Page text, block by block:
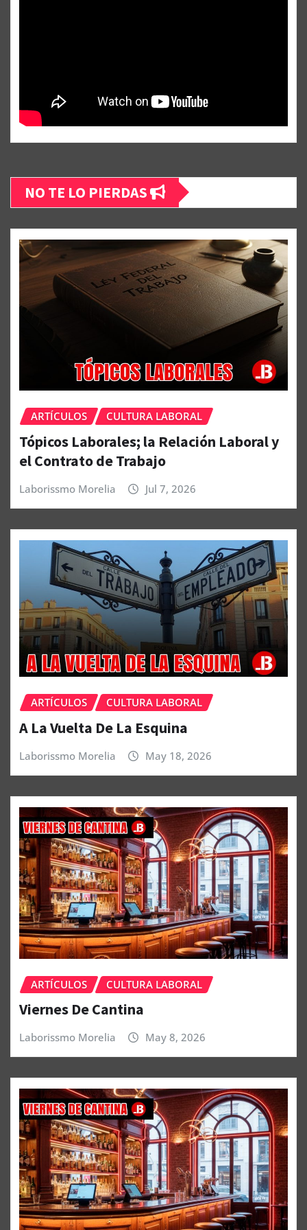
NO TE LO PIERDAS
ARTÍCULOS CULTURA LABORAL
Tópicos Laborales; la Relación Laboral y
el Contrato de Trabajo
Laborissmo Morelia Jul 7, 2026
ARTÍCULOS CULTURA LABORAL
A La Vuelta De La Esquina
Laborissmo Morelia May 18, 2026
ARTÍCULOS CULTURA LABORAL
Viernes De Cantina
Laborissmo Morelia May 8, 2026